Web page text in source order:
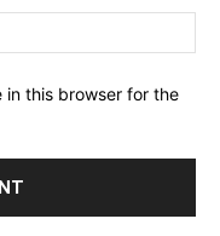
in this browser for the